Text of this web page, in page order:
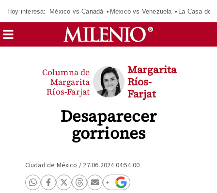
Hoy interesa: México vs Canadá México vs Venezuela La Casa de
Desaparecer
gorriones
Columna de
Margarita
Ríos-Farjat
Margarita
Ríos-
Farjat
Ciudad de México / 27.06.2024 04:54:00